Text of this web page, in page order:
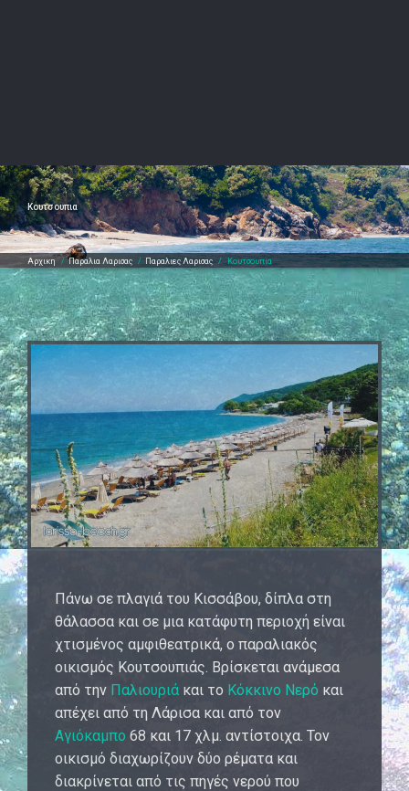
Κουτσουπια
Αρχικη /Παραλια Λαρισας / Παραλιες Λαρισας / Κουτσουπια
Πάνω σε πλαγιά του Κισσάβου, δίπλα στη
θάλασσα και σε μια κατάφυτη περιοχή είναι
χτισμένος αμφιθεατρικά, ο παραλιακός
οικισμός Κουτσουπιάς. Βρίσκεται ανάμεσα
από την Παλιουριά και το Κόκκινο Νερό και
απέχει από τη Λάρισα και από τον
Αγιόκαμπο 68 και 17 χλμ. αντίστοιχα. Τον
οικισμό διαχωρίζουν δύο ρέματα και
διακρίνεται από τις πηγές νερού που